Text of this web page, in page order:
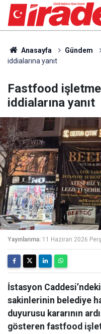
Anasayfa Gündem
iddialarına yanıt
Fastfood
iddialarına yanıt
Yayınlanma: 11 Haziran 2026
İstasyon
sakinlerinin belediye
duyurusu kararının
gösteren fastfood